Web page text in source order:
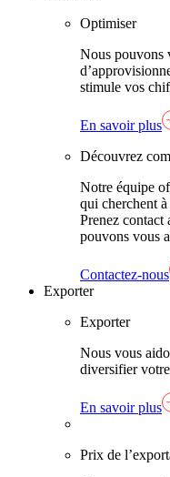
Optimiser
Nous pouvons
stimule vos
En savoir plus
Découvrez
Notre équipe
qui cherchent
Prenez contact
pouvons vous
Contactez-nous
Exporter
Exporter
Nous vous
diversifier
En savoir plus
Prix de